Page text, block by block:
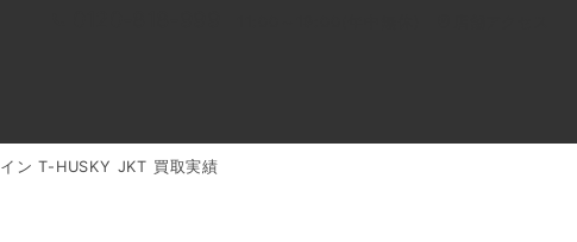
ン T-HUSKY JKT 買取実績